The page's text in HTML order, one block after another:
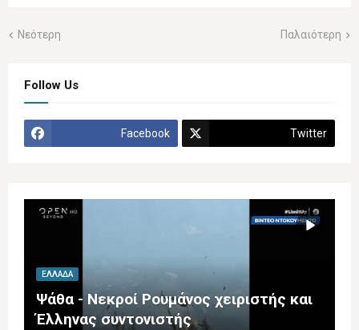
Νεότερη Παλαιότερη
Follow Us
Facebook Twitter
ΕΛΛΆΔΑ
Ψάθα - Νεκροί Ρουμάνος χειριστής και
Έλληνας συντονιστής